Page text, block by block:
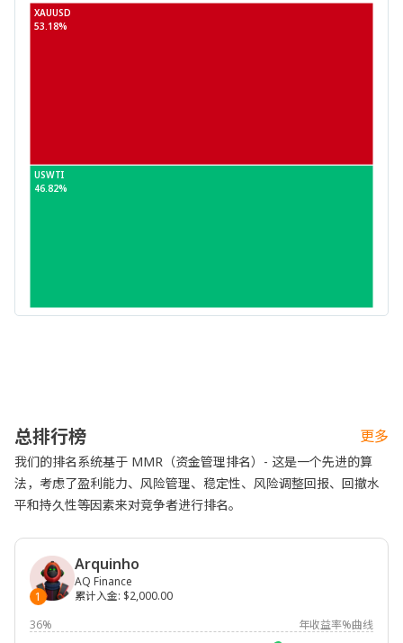
XAUUSD
USWTI
53.18%
46.82%
总排行榜 更多
我们的排名系统基于 MMR（资金管理排名）- 这是一个先进的算
法，考虑了盈利能力、风险管理、稳定性、风险调整回报、回撤水
平和持久性等因素来对竞争者进行排名。
1
Arquinho
AQ Finance
累计入金: $2,000.00
36%
年收益率%曲线